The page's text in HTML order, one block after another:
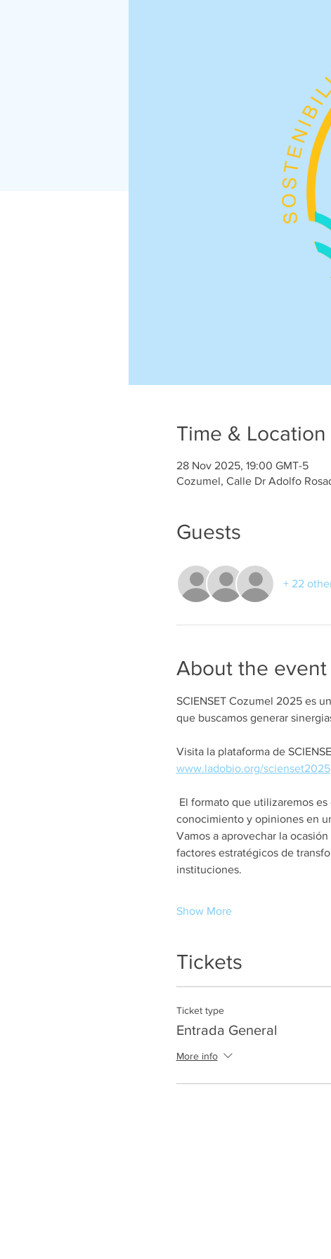
Time & Location
28 Nov 2025, 19:00 GMT-5
Cozumel, Calle Dr Adolfo
Guests
+ 22
About the event
SCIENSET Cozumel 2025 es
que buscamos generar
Visita la plataforma de
www.ladobio.org/scienset2025
El formato que utilizaremos
conocimiento y opiniones en
Vamos a aprovechar la
factores estratégicos de
instituciones.
Show More
Tickets
Ticket type
Entrada General
More info